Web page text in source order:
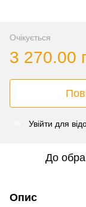
Очікується
3 270.00
Увійти для
До
Опис